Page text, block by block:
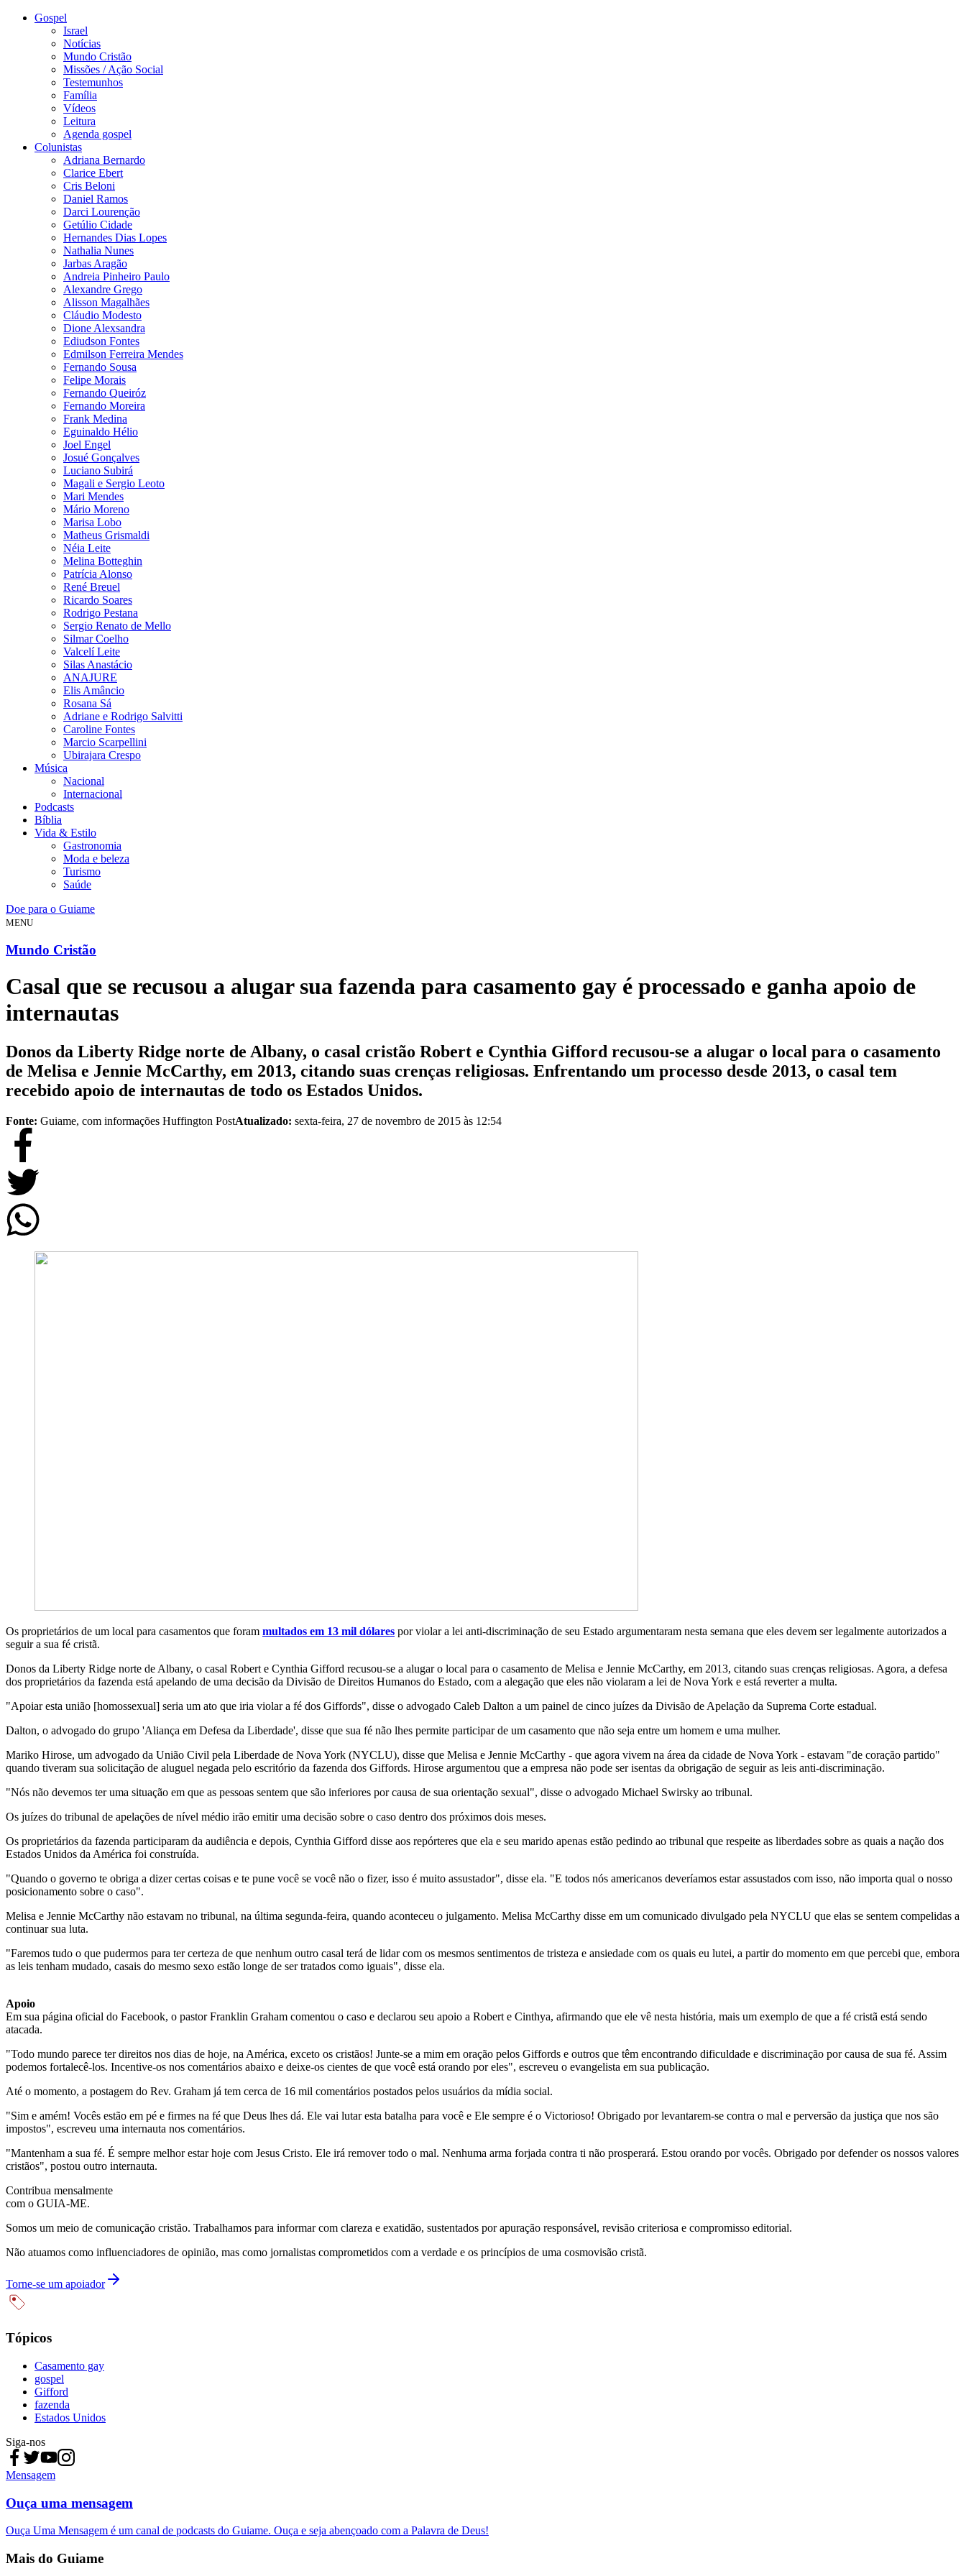
Gospel
Israel
Notícias
Mundo Cristão
Missões / Ação Social
Testemunhos
Família
Vídeos
Leitura
Agenda gospel
Colunistas
Adriana Bernardo
Clarice Ebert
Cris Beloni
Daniel Ramos
Darci Lourenção
Getúlio Cidade
Hernandes Dias Lopes
Nathalia Nunes
Jarbas Aragão
Andreia Pinheiro Paulo
Alexandre Grego
Alisson Magalhães
Cláudio Modesto
Dione Alexsandra
Ediudson Fontes
Edmilson Ferreira Mendes
Fernando Sousa
Felipe Morais
Fernando Queiróz
Fernando Moreira
Frank Medina
Eguinaldo Hélio
Joel Engel
Josué Gonçalves
Luciano Subirá
Magali e Sergio Leoto
Mari Mendes
Mário Moreno
Marisa Lobo
Matheus Grismaldi
Néia Leite
Melina Botteghin
Patrícia Alonso
René Breuel
Ricardo Soares
Rodrigo Pestana
Sergio Renato de Mello
Silmar Coelho
Valcelí Leite
Silas Anastácio
ANAJURE
Elis Amâncio
Rosana Sá
Adriane e Rodrigo Salvitti
Caroline Fontes
Marcio Scarpellini
Ubirajara Crespo
Música
Nacional
Internacional
Podcasts
Bíblia
Vida & Estilo
Gastronomia
Moda e beleza
Turismo
Saúde
Doe para o Guiame
MENU
Mundo Cristão
Casal que se recusou a alugar sua fazenda para casamento gay é processado e ganha apoio de
internautas
Donos da Liberty Ridge norte de Albany, o casal cristão Robert e Cynthia Gifford recusou-se a alugar o local para o casamento
de Melisa e Jennie McCarthy, em 2013, citando suas crenças religiosas. Enfrentando um processo desde 2013, o casal tem
recebido apoio de internautas de todo os Estados Unidos.
Fonte: Guiame, com informações Huffington PostAtualizado: sexta-feira, 27 de novembro de 2015 às 12:54
Os proprietários de um local para casamentos que foram multados em 13 mil dólares por violar a lei anti-discriminação de seu Estado argumentaram nesta semana que eles devem ser legalmente autorizados a
seguir a sua fé cristã.
Donos da Liberty Ridge norte de Albany, o casal Robert e Cynthia Gifford recusou-se a alugar o local para o casamento de Melisa e Jennie McCarthy, em 2013, citando suas crenças religiosas. Agora, a defesa
dos proprietários da fazenda está apelando de uma decisão da Divisão de Direitos Humanos do Estado, com a alegação que eles não violaram a lei de Nova York e está reverter a multa.
"Apoiar esta união [homossexual] seria um ato que iria violar a fé dos Giffords", disse o advogado Caleb Dalton a um painel de cinco juízes da Divisão de Apelação da Suprema Corte estadual.
Dalton, o advogado do grupo 'Aliança em Defesa da Liberdade', disse que sua fé não lhes permite participar de um casamento que não seja entre um homem e uma mulher.
Mariko Hirose, um advogado da União Civil pela Liberdade de Nova York (NYCLU), disse que Melisa e Jennie McCarthy - que agora vivem na área da cidade de Nova York - estavam "de coração partido"
quando tiveram sua solicitação de aluguel negada pelo escritório da fazenda dos Giffords. Hirose argumentou que a empresa não pode ser isentas da obrigação de seguir as leis anti-discriminação.
"Nós não devemos ter uma situação em que as pessoas sentem que são inferiores por causa de sua orientação sexual", disse o advogado Michael Swirsky ao tribunal.
Os juízes do tribunal de apelações de nível médio irão emitir uma decisão sobre o caso dentro dos próximos dois meses.
Os proprietários da fazenda participaram da audiência e depois, Cynthia Gifford disse aos repórteres que ela e seu marido apenas estão pedindo ao tribunal que respeite as liberdades sobre as quais a nação dos
Estados Unidos da América foi construída.
"Quando o governo te obriga a dizer certas coisas e te pune você se você não o fizer, isso é muito assustador", disse ela. "E todos nós americanos deveríamos estar assustados com isso, não importa qual o nosso
posicionamento sobre o caso".
Melisa e Jennie McCarthy não estavam no tribunal, na última segunda-feira, quando aconteceu o julgamento. Melisa McCarthy disse em um comunicado divulgado pela NYCLU que elas se sentem compelidas a
continuar sua luta.
"Faremos tudo o que pudermos para ter certeza de que nenhum outro casal terá de lidar com os mesmos sentimentos de tristeza e ansiedade com os quais eu lutei, a partir do momento em que percebi que, embora
as leis tenham mudado, casais do mesmo sexo estão longe de ser tratados como iguais", disse ela.
Apoio
Em sua página oficial do Facebook, o pastor Franklin Graham comentou o caso e declarou seu apoio a Robert e Cinthya, afirmando que ele vê nesta história, mais um exemplo de que a fé cristã está sendo
atacada.
"Todo mundo parece ter direitos nos dias de hoje, na América, exceto os cristãos! Junte-se a mim em oração pelos Giffords e outros que têm encontrando dificuldade e discriminação por causa de sua fé. Assim
podemos fortalecê-los. Incentive-os nos comentários abaixo e deixe-os cientes de que você está orando por eles", escreveu o evangelista em sua publicação.
Até o momento, a postagem do Rev. Graham já tem cerca de 16 mil comentários postados pelos usuários da mídia social.
"Sim e amém! Vocês estão em pé e firmes na fé que Deus lhes dá. Ele vai lutar esta batalha para você e Ele sempre é o Victorioso! Obrigado por levantarem-se contra o mal e perversão da justiça que nos são
impostos", escreveu uma internauta nos comentários.
"Mantenham a sua fé. É sempre melhor estar hoje com Jesus Cristo. Ele irá remover todo o mal. Nenhuma arma forjada contra ti não prosperará. Estou orando por vocês. Obrigado por defender os nossos valores
cristãos", postou outro internauta.
Contribua mensalmente
com o GUIA-ME.
Somos um meio de comunicação cristão. Trabalhamos para informar com clareza e exatidão, sustentados por apuração responsável, revisão criteriosa e compromisso editorial.
Não atuamos como influenciadores de opinião, mas como jornalistas comprometidos com a verdade e os princípios de uma cosmovisão cristã.
Torne-se um apoiador
Tópicos
Casamento gay
gospel
Gifford
fazenda
Estados Unidos
Siga-nos
Mensagem
Ouça uma mensagem
Ouça Uma Mensagem é um canal de podcasts do Guiame. Ouça e seja abençoado com a Palavra de Deus!
Mais do Guiame